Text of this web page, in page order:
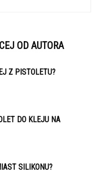
OD AUTORA
Z PISTOLETU?
DO KLEJU NA
SILIKONU?